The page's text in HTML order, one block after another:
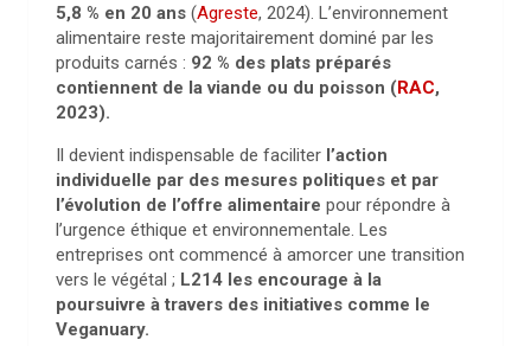
5,8 % en 20 ans (Agreste, 2024). L’environnement
alimentaire reste majoritairement dominé par les
produits carnés : 92 % des plats préparés
contiennent de la viande ou du poisson (RAC,
2023).
Il devient indispensable de faciliter l’action
individuelle par des mesures politiques et par
l’évolution de l’offre alimentaire pour répondre à
l’urgence éthique et environnementale. Les
entreprises ont commencé à amorcer une transition
vers le végétal ; L214 les encourage à la
poursuivre à travers des initiatives comme le
Veganuary.